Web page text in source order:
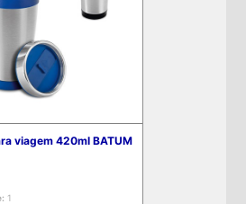
viagem 420ml BATUM
1